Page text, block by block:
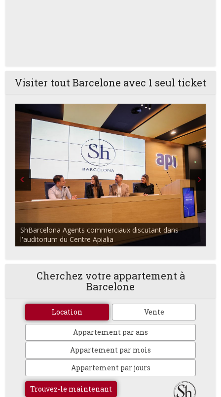
Visiter tout Barcelone avec 1 seul ticket
ShBarcelona Agents commerciaux discutant dans
l'auditorium du Centre Apialia
Cherchez votre appartement à
Barcelone
Location Vente
Appartement par ans
Appartement par mois
Appartement par jours
Trouvez-le maintenant